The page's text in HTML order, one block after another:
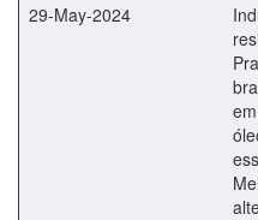
29-May-2024